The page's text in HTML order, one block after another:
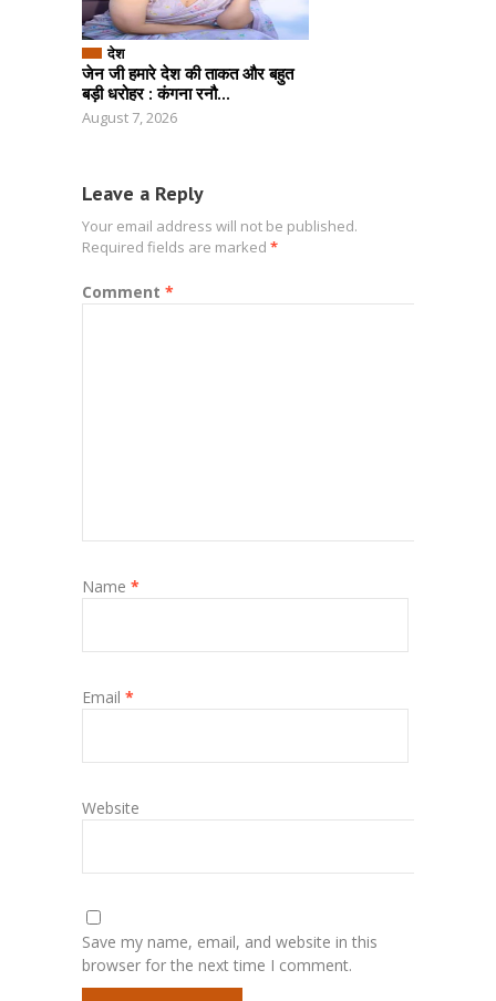
देश
जेन जी हमारे देश की ताकत और बहुत
बड़ी धरोहर : कंगना रनौ...
August 7, 2026
Leave a Reply
Your email address will not be published.
Required fields are marked *
Comment *
Name *
Email *
Website
Save my name, email, and website in this
browser for the next time I comment.